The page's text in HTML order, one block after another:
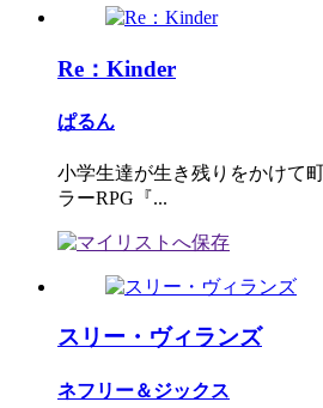
Re：Kinder
ぱるん
小学生達が生き残りをかけて
ラーRPG『...
スリー・ヴィランズ
ネフリー＆ジックス